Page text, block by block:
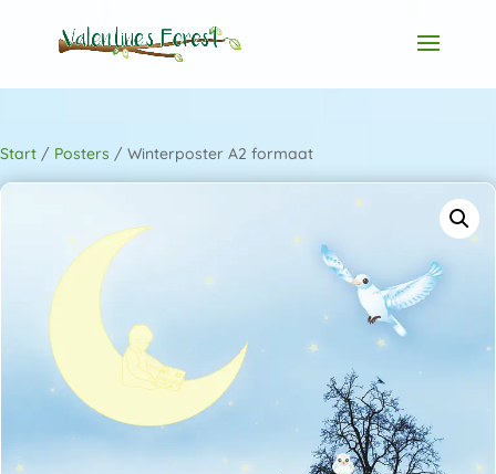
Start / Posters / Winterposter A2 formaat